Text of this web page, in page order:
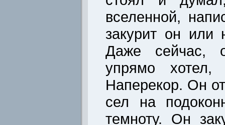
вселенной,
закурит он или
Даже сейчас,
упрямо хотел,
Наперекор. Он
сел на
темноту. Он